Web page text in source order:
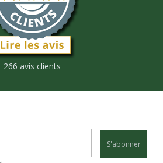
266 avis clients
S'abonner